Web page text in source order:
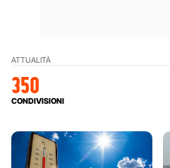
ATTUALITÀ
350
CONDIVISIONI